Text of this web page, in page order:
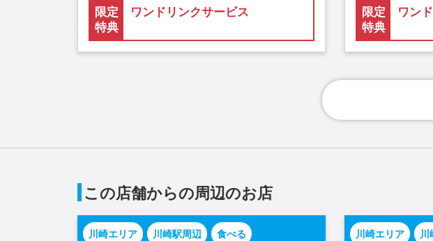
限定
特典
ワンドリンクサービス
限定
特典
ワン
この店舗からの周辺のお店
川崎エリア 川崎駅周辺
食べる
川崎エリア 川